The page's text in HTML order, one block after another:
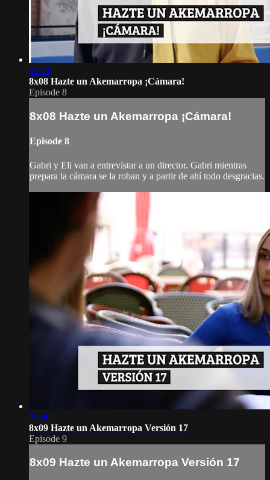
04:01
8x08 Hazte un Akemarropa ¡Cámara!
Episode 8
8x08 Hazte un Akemarropa ¡Cámara!
Episode 8
Gabri y Eli van a entrevistar a un director. Gabri mientras
prepara la cámara se la roban y a partir de ahí todo desgracias.
03:40
8x09 Hazte un Akemarropa Versión 17
Episode 9
8x09 Hazte un Akemarropa Versión 17